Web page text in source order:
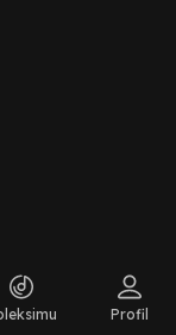
Profil